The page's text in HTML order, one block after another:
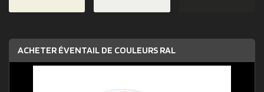
ACHETER ÉVENTAIL DE COULEURS RAL